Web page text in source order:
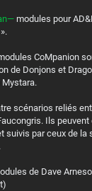
modules pour
CoMpanion
de Donjons et
scénarios reliés
Ils
suivis par ceux de la
de Dave